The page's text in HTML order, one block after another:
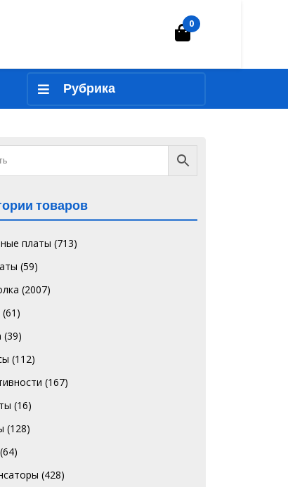
Корзина
0
Рубрика
товаров
платы (713)
(59)
(2007)
(61)
(39)
(112)
(167)
(16)
(128)
(64)
(428)